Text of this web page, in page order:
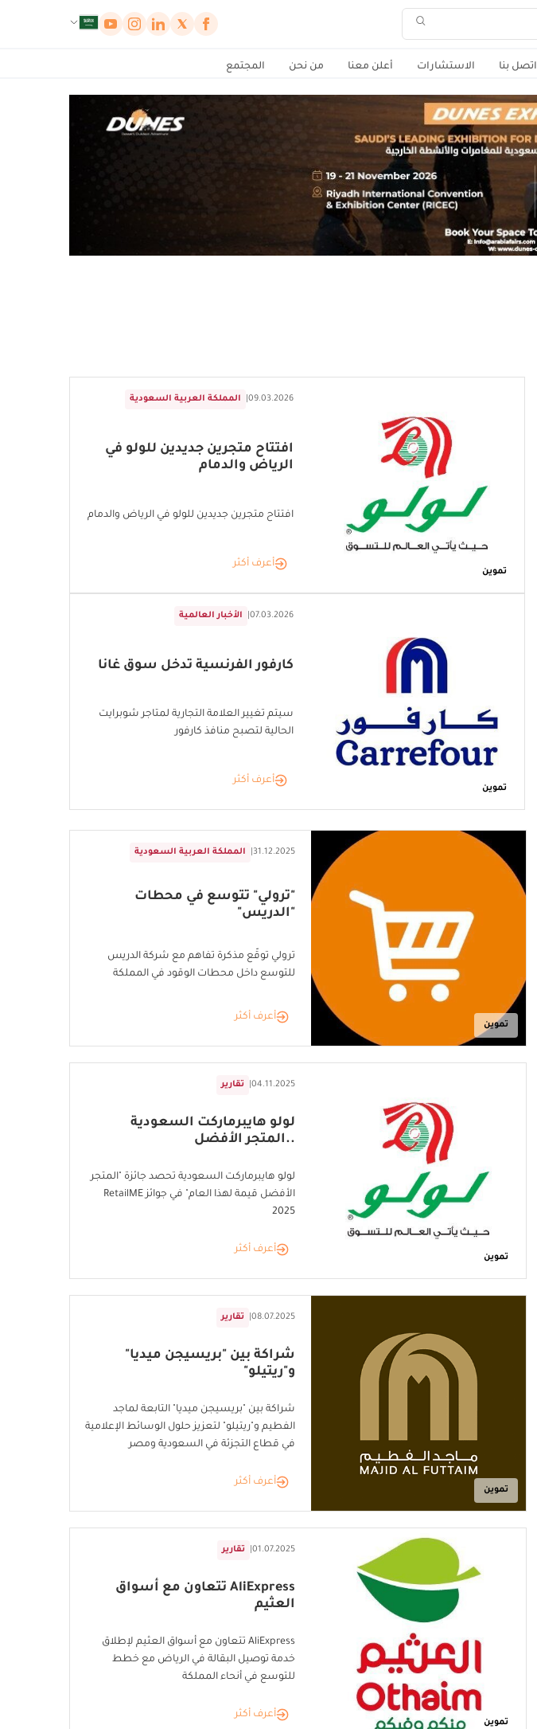
اتصل بنا الاستشارات أعلن معنا من نحن المجتمع
تموين
المملكة العربية السعودية 09.03.2026
افتتاح متجرين جديدين للولو في
الرياض والدمام
افتتاح متجرين جديدين للولو في الرياض والدمام
أعرف أكثر
تموين
الأخبار العالمية 07.03.2026
كارفور الفرنسية تدخل سوق غانا
سيتم تغيير العلامة التجارية لمتاجر شوبرايت
الحالية لتصبح منافذ كارفور
أعرف أكثر
تموين
المملكة العربية السعودية 31.12.2025
"ترولي" تتوسع في محطات
"الدريس"
ترولي توقّع مذكرة تفاهم مع شركة الدريس
للتوسع داخل محطات الوقود في المملكة
أعرف أكثر
تموين
تقارير 04.11.2025
لولو هايبرماركت السعودية
..المتجر الأفضل
لولو هايبرماركت السعودية تحصد جائزة "المتجر
الأفضل قيمة لهذا العام" في جوائز RetailME
2025
أعرف أكثر
تموين
تقارير 08.07.2025
شراكة بين "بريسيجن ميديا"
و"ريتيلو"
شراكة بين "بريسيجن ميديا" التابعة لماجد
الفطيم و"ريتيلو" لتعزيز حلول الوسائط الإعلامية
في قطاع التجزئة في السعودية ومصر
أعرف أكثر
تموين
تقارير 01.07.2025
AliExpress تتعاون مع أسواق
العثيم
AliExpress تتعاون مع أسواق العثيم لإطلاق
خدمة توصيل البقالة في الرياض مع خطط
للتوسع في أنحاء المملكة
أعرف أكثر
لوحة إدارة ملفات تعريف الارتباط